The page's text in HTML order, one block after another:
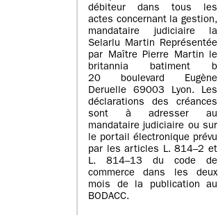
débiteur dans tous les
actes concernant la gestion,
mandataire judiciaire la
Selarlu Martin Représentée
par Maître Pierre Martin le
britannia batiment b
20 boulevard Eugène
Deruelle 69003 Lyon. Les
déclarations des créances
sont à adresser au
mandataire judiciaire ou sur
le portail électronique prévu
par les articles L. 814–2 et
L. 814–13 du code de
commerce dans les deux
mois de la publication au
BODACC.